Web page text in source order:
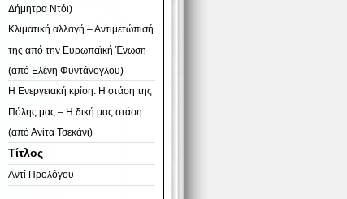
Δήμητρα Ντόι)
Κλιματική αλλαγή – Αντιμετώπισή
της από την Ευρωπαϊκή Ένωση
(από Ελένη Φυντάνογλου)
Η Ενεργειακή κρίση. Η στάση της
Πόλης μας – Η δική μας στάση.
(από Ανίτα Τσεκάνι)
Τίτλος
Αντί Προλόγου